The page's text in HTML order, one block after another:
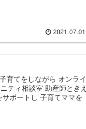
2021.07.01
育てをしながら オンライ
ティ相談室 助産師ときえ
ポートし 子育てママを